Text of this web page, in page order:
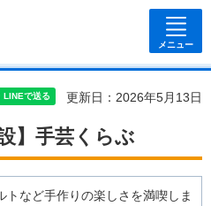
メニュー
更新日：2026年5月13日
】手芸くらぶ
など手作りの楽しさを満喫しま